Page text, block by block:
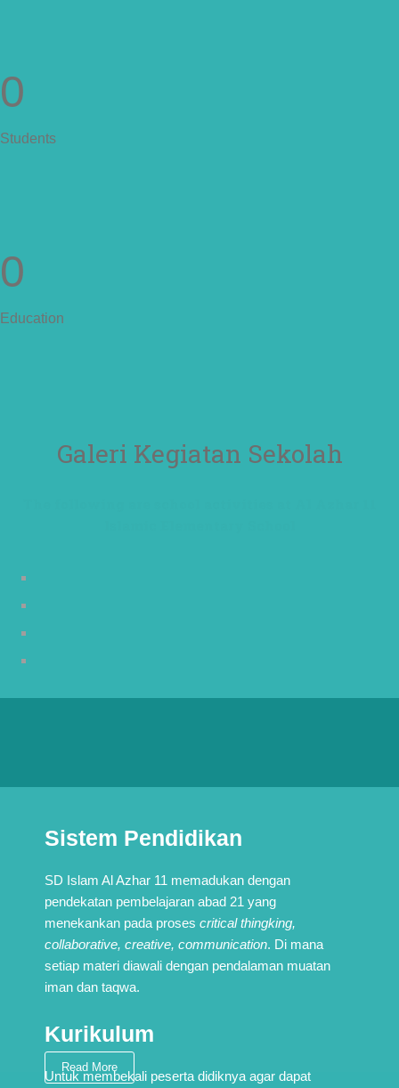
0
Students
0
Education
Galeri Kegiatan Sekolah
Sistem Pendidikan
SD Islam Al Azhar 11 memadukan dengan
pendekatan pembelajaran abad 21 yang
menekankan pada proses critical thingking,
collaborative, creative, communication. Di mana
setiap materi diawali dengan pendalaman muatan
iman dan taqwa.
Read More
Kurikulum
Untuk membekali peserta didiknya agar dapat